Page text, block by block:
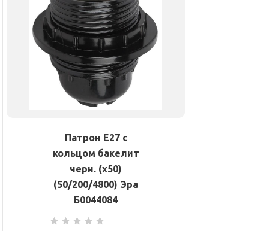
Патрон E27 с
кольцом бакелит
черн. (х50)
(50/200/4800) Эра
Б0044084